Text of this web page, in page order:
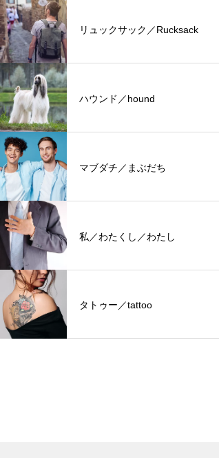
リュックサック／Rucksack
ハウンド／hound
マブダチ／まぶだち
私／わたくし／わたし
タトゥー／tattoo